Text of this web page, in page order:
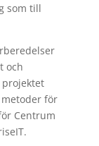
som till
och
för
Centrum